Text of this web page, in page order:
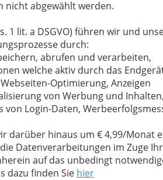
nicht abgewählt werden.
1 lit. a DSGVO) führen wir und
durch:
abrufen und verarbeiten,
welche aktiv durch das
Optimierung, Anzeigen
von Werbung und Inhalten,
von Login-Daten,
darüber hinaus um € 4,99/Monat
Datenverarbeitungen im Zuge
auf das unbedingt
dazu finden Sie hier
nach dem Absenden